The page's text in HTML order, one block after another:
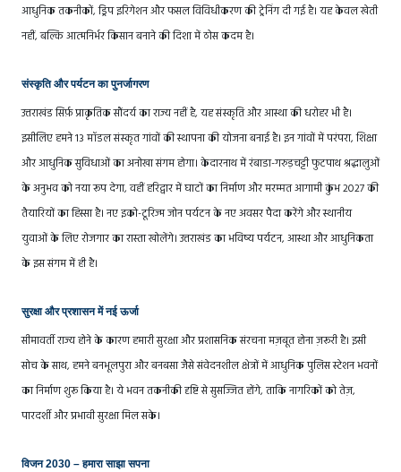
आधुनिक तकनीकों, ड्रिप इरिगेशन और फसल विविधीकरण की ट्रेनिंग दी गई है। यह केवल खेती
नहीं, बल्कि आत्मनिर्भर किसान बनाने की दिशा में ठोस कदम है।
संस्कृति और पर्यटन का पुनर्जागरण
उत्तराखंड सिर्फ़ प्राकृतिक सौंदर्य का राज्य नहीं है, यह संस्कृति और आस्था की धरोहर भी है।
इसीलिए हमने 13 मॉडल संस्कृत गांवों की स्थापना की योजना बनाई है। इन गांवों में परंपरा, शिक्षा
और आधुनिक सुविधाओं का अनोखा संगम होगा। केदारनाथ में रंबाडा-गरुड़चट्टी फुटपाथ श्रद्धालुओं
के अनुभव को नया रूप देगा, वहीं हरिद्वार में घाटों का निर्माण और मरम्मत आगामी कुंभ 2027 की
तैयारियों का हिस्सा है। नए इको-टूरिज्म जोन पर्यटन के नए अवसर पैदा करेंगे और स्थानीय
युवाओं के लिए रोजगार का रास्ता खोलेंगे। उत्तराखंड का भविष्य पर्यटन, आस्था और आधुनिकता
के इस संगम में ही है।
सुरक्षा और प्रशासन में नई ऊर्जा
सीमावर्ती राज्य होने के कारण हमारी सुरक्षा और प्रशासनिक संरचना मज़बूत होना ज़रूरी है। इसी
सोच के साथ, हमने बनभूलपुरा और बनबसा जैसे संवेदनशील क्षेत्रों में आधुनिक पुलिस स्टेशन भवनों
का निर्माण शुरू किया है। ये भवन तकनीकी दृष्टि से सुसज्जित होंगे, ताकि नागरिकों को तेज़,
पारदर्शी और प्रभावी सुरक्षा मिल सके।
विजन 2030 – हमारा साझा सपना